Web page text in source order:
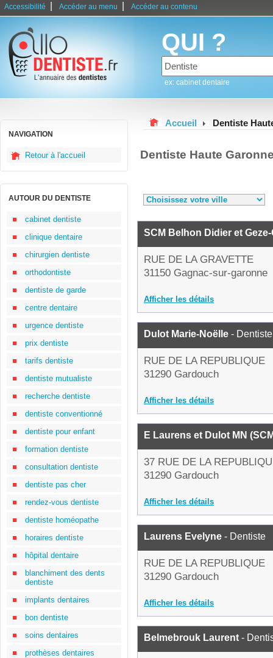
Accessibilité Accéder au menu Accéder au contenu
QUI ?
ex: cabinet dentaire
NAVIGATION
Retour à l'accueil
AUTOUR DU DENTISTE
cabinet dentiste
clinique dentaire
chirurgien dentiste
orthodontiste
dentiste de garde
centre dentaire
urgence dentiste
prix dentiste
tarifs dentiste
dentiste mutualiste
recherche dentiste
dentiste conventionné
dentiste pour enfant
formation dentiste
consultation dentiste
dentiste pas cher
rendez-vous dentiste
dentiste homéopathe
horaires dentiste
hôpital dentaire
blanchiment des dents
dentiste
implants dentaires
bon dentiste
soins dentaires
prothèses dentaires
Accueil Dentiste
Dentiste Haute
SCM Belhon Didier et
RUE DE LA GRAVETTE
31150 Gagnac-sur-garonne
Afficher les détails
Dulot Marie-Noëlle - Dentiste
RUE DE LA REPUBLIQUE
31290 Gardouch
Afficher les détails
E Laurens et Dulot MN
37 RUE DE LA
31290 Gardouch
Afficher les détails
Laurens Evelyne - Dentiste
RUE DE LA REPUBLIQUE
31290 Gardouch
Afficher les détails
Belmebrouk Laurent -